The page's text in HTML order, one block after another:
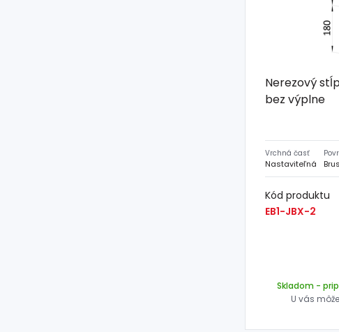
Nerezový
bez výplne
Vrchná časť
Nastaviteľná Brus
Kód produktu
EB1-JBX-2
Skladom -
U vás